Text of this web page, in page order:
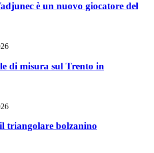
è un nuovo giocatore del
di misura sul Trento in
triangolare bolzanino